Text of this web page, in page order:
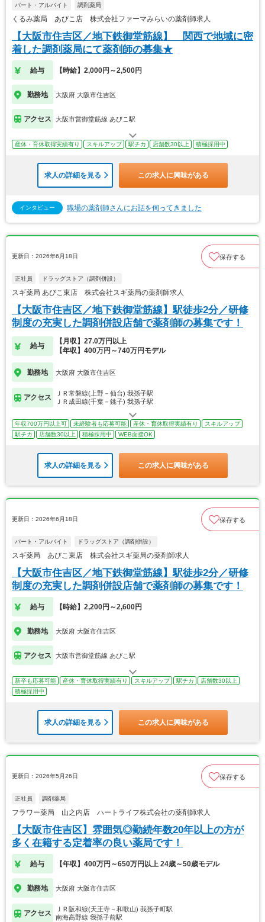
パート・アルバイト 調剤薬局
くるみ薬局 あびこ店 株式会社ファーマみらいの薬剤師求人
【大阪市住吉区／地下鉄御堂筋線】 関西で地域に密
着した調剤薬局にて薬剤師の募集★
給与 【時給】2,000円～2,500円
勤務地 大阪府 大阪市住吉区
アクセス 大阪市営御堂筋線 あびこ駅
産休・育休取得実績有り スキルアップ 駅チカ 店舗数30以上 積極採用中
求人の詳細を見る この求人に興味がある
インタビュー 職場の薬剤師さんにお話を伺ってきました
更新日：2026年6月18日 保存する
正社員 ドラッグストア（調剤併設）
スギ薬局 あびこ東店 株式会社スギ薬局の薬剤師求人
【大阪市住吉区／地下鉄御堂筋線】駅徒歩2分／研修
制度の充実した調剤併設店舗で薬剤師の募集です！
給与
【月収】27.0万円以上
【年収】400万円～740万円モデル
勤務地 大阪府 大阪市住吉区
アクセス
ＪＲ常磐線(上野－仙台) 我孫子駅
ＪＲ成田線(千葉－銚子) 我孫子駅
年収700万円以上可 未経験者も応募可能 産休・育休取得実績有り
スキルアップ
駅チカ
店舗数30以上 積極採用中 WEB面接OK
求人の詳細を見る この求人に興味がある
更新日：2026年6月18日 保存する
パート・アルバイト ドラッグストア（調剤併設）
スギ薬局 あびこ東店 株式会社スギ薬局の薬剤師求人
【大阪市住吉区／地下鉄御堂筋線】駅徒歩2分／研修
制度の充実した調剤併設店舗で薬剤師の募集です！
給与 【時給】2,200円～2,600円
勤務地 大阪府 大阪市住吉区
アクセス 大阪市営御堂筋線 あびこ駅
新卒も応募可能 産休・育休取得実績有り スキルアップ 駅チカ
店舗数30以上
積極採用中
求人の詳細を見る この求人に興味がある
更新日：2026年5月26日 保存する
正社員 調剤薬局
フラワー薬局 山之内店 ハートライフ株式会社の薬剤師求人
【大阪市住吉区】雰囲気◎勤続年数20年以上の方が
多く在籍する定着率の良い薬局です！
給与 【年収】400万円～650万円以上 24歳～50歳モデル
勤務地 大阪府 大阪市住吉区
アクセス
ＪＲ阪和線(天王寺－和歌山) 我孫子町駅
南海高野線 我孫子前駅